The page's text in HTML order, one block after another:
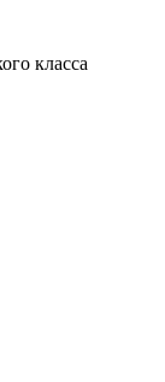
класса